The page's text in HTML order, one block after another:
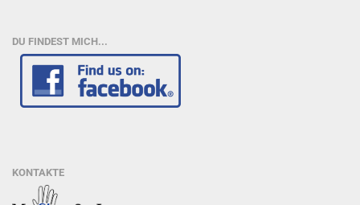
DU FINDEST MICH...
KONTAKTE